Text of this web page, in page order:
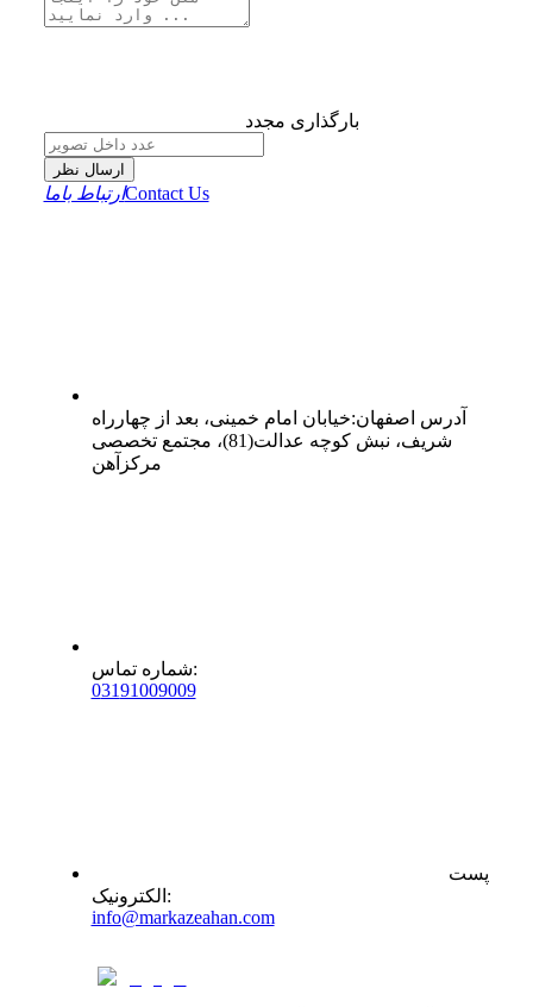
بارگذاری مجدد
ارسال نظر
ارتباط باماContact Us
آدرس اصفهان:خیابان امام خمینی، بعد از چهارراه
شریف، نبش کوچه عدالت(81)، مجتمع تخصصی
مرکزآهن
شماره تماس:
03191009009
پست
الکترونیک :
info@markazeahan.com